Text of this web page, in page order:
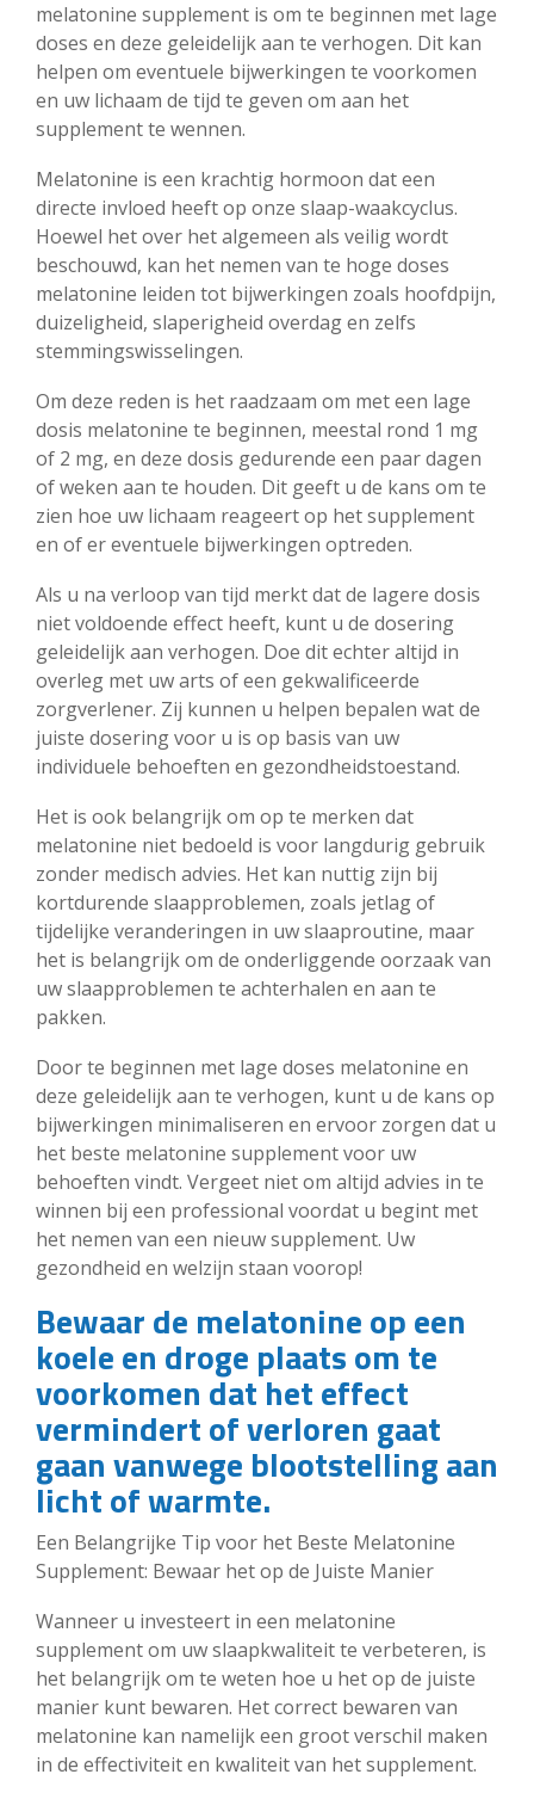
melatonine supplement is om te beginnen met lage
doses en deze geleidelijk aan te verhogen. Dit kan
helpen om eventuele bijwerkingen te voorkomen
en uw lichaam de tijd te geven om aan het
supplement te wennen.
Melatonine is een krachtig hormoon dat een
directe invloed heeft op onze slaap-waakcyclus.
Hoewel het over het algemeen als veilig wordt
beschouwd, kan het nemen van te hoge doses
melatonine leiden tot bijwerkingen zoals hoofdpijn,
duizeligheid, slaperigheid overdag en zelfs
stemmingswisselingen.
Om deze reden is het raadzaam om met een lage
dosis melatonine te beginnen, meestal rond 1 mg
of 2 mg, en deze dosis gedurende een paar dagen
of weken aan te houden. Dit geeft u de kans om te
zien hoe uw lichaam reageert op het supplement
en of er eventuele bijwerkingen optreden.
Als u na verloop van tijd merkt dat de lagere dosis
niet voldoende effect heeft, kunt u de dosering
geleidelijk aan verhogen. Doe dit echter altijd in
overleg met uw arts of een gekwalificeerde
zorgverlener. Zij kunnen u helpen bepalen wat de
juiste dosering voor u is op basis van uw
individuele behoeften en gezondheidstoestand.
Het is ook belangrijk om op te merken dat
melatonine niet bedoeld is voor langdurig gebruik
zonder medisch advies. Het kan nuttig zijn bij
kortdurende slaapproblemen, zoals jetlag of
tijdelijke veranderingen in uw slaaproutine, maar
het is belangrijk om de onderliggende oorzaak van
uw slaapproblemen te achterhalen en aan te
pakken.
Door te beginnen met lage doses melatonine en
deze geleidelijk aan te verhogen, kunt u de kans op
bijwerkingen minimaliseren en ervoor zorgen dat u
het beste melatonine supplement voor uw
behoeften vindt. Vergeet niet om altijd advies in te
winnen bij een professional voordat u begint met
het nemen van een nieuw supplement. Uw
gezondheid en welzijn staan voorop!
Bewaar de melatonine op een
koele en droge plaats om te
voorkomen dat het effect
vermindert of verloren gaat
gaan vanwege blootstelling aan
licht of warmte.
Een Belangrijke Tip voor het Beste Melatonine
Supplement: Bewaar het op de Juiste Manier
Wanneer u investeert in een melatonine
supplement om uw slaapkwaliteit te verbeteren, is
het belangrijk om te weten hoe u het op de juiste
manier kunt bewaren. Het correct bewaren van
melatonine kan namelijk een groot verschil maken
in de effectiviteit en kwaliteit van het supplement.